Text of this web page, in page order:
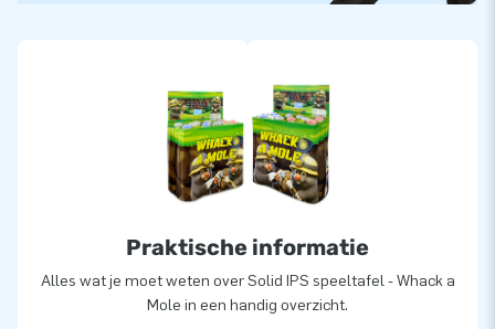
Praktische informatie
Alles wat je moet weten over Solid IPS speeltafel - Whack a
Mole in een handig overzicht.